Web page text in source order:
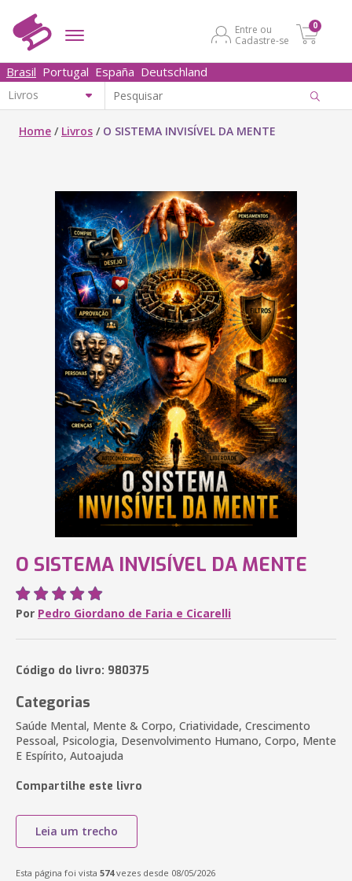
Entre ou
Cadastre-se
0
Brasil Portugal España Deutschland
Home / Livros / O SISTEMA INVISÍVEL DA MENTE
O SISTEMA INVISÍVEL DA MENTE
Por Pedro Giordano de Faria e Cicarelli
Código do livro: 980375
Categorias
Saúde Mental, Mente & Corpo, Criatividade, Crescimento
Pessoal, Psicologia, Desenvolvimento Humano, Corpo, Mente
E Espírito, Autoajuda
Compartilhe este livro
Leia um trecho
Esta página foi vista 574vezes desde 08/05/2026